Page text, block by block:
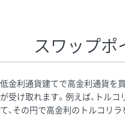
スワップポ
低金利通貨建てで高金利通貨を
が受け取れます。例えば、トル
て、その円で高金利のトルコリ